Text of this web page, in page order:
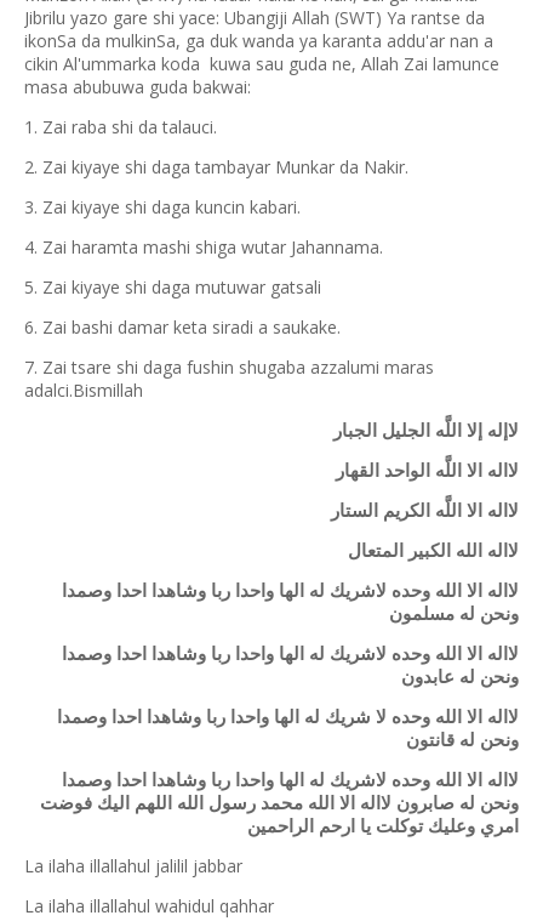
Jibrilu yazo gare shi yace: Ubangiji Allah (SWT) Ya rantse da
ikonSa da mulkinSa, ga duk wanda ya karanta addu'ar nan a
cikin Al'ummarka koda kuwa sau guda ne, Allah Zai lamunce
masa abubuwa guda bakwai:
1. Zai raba shi da talauci.
2. Zai kiyaye shi daga tambayar Munkar da Nakir.
3. Zai kiyaye shi daga kuncin kabari.
4. Zai haramta mashi shiga wutar Jahannama.
5. Zai kiyaye shi daga mutuwar gatsali
6. Zai bashi damar keta siradi a saukake.
7. Zai tsare shi daga fushin shugaba azzalumi maras
adalci.Bismillah
ﻻﺇﻟﻪ ﺇﻻ ﺍﻟﻠَّﻪ ﺍﻟﺠﻠﻴﻞ ﺍﻟﺠﺒﺎﺭ
ﻻﺍﻟﻪ ﺍﻻ ﺍﻟﻠَّﻪ ﺍﻟﻮﺍﺣﺪ ﺍﻟﻘﻬﺎﺭ
ﻻﺍﻟﻪ ﺍﻻ ﺍﻟﻠَّﻪ ﺍﻟﻜﺮﻳﻢ ﺍﻟﺴﺘﺎﺭ
ﻻﺍﻟﻪ ﺍﻟﻠﻪ ﺍﻟﻜﺒﻴﺮ ﺍﻟﻤﺘﻌﺎﻝ
ﻻﺍﻟﻪ ﺍﻻ ﺍﻟﻠﻪ ﻭﺣﺪﻩ ﻻﺷﺮﻳﻚ ﻟﻪ ﺍﻟﻬﺎ ﻭﺍﺣﺪﺍ ﺭﺑﺎ ﻭﺷﺎﻫﺪﺍ ﺍﺣﺪﺍ ﻭﺻﻤﺪﺍ
ﻭﻧﺤﻦ ﻟﻪ ﻣﺴﻠﻤﻮﻥ
ﻻﺍﻟﻪ ﺍﻻ ﺍﻟﻠﻪ ﻭﺣﺪﻩ ﻻﺷﺮﻳﻚ ﻟﻪ ﺍﻟﻬﺎ ﻭﺍﺣﺪﺍ ﺭﺑﺎ ﻭﺷﺎﻫﺪﺍ ﺍﺣﺪﺍ ﻭﺻﻤﺪﺍ
ﻭﻧﺤﻦ ﻟﻪ ﻋﺎﺑﺪﻭﻥ
ﻻﺍﻟﻪ ﺍﻻ ﺍﻟﻠﻪ ﻭﺣﺪﻩ ﻻ ﺷﺮﻳﻚ ﻟﻪ ﺍﻟﻬﺎ ﻭﺍﺣﺪﺍ ﺭﺑﺎ ﻭﺷﺎﻫﺪﺍ ﺍﺣﺪﺍ ﻭﺻﻤﺪﺍ
ﻭﻧﺤﻦ ﻟﻪ ﻗﺎﻧﺘﻮﻥ
ﻻﺍﻟﻪ ﺍﻻ ﺍﻟﻠﻪ ﻭﺣﺪﻩ ﻻﺷﺮﻳﻚ ﻟﻪ ﺍﻟﻬﺎ ﻭﺍﺣﺪﺍ ﺭﺑﺎ ﻭﺷﺎﻫﺪﺍ ﺍﺣﺪﺍ ﻭﺻﻤﺪﺍ
ﻭﻧﺤﻦ ﻟﻪ ﺻﺎﺑﺮﻭﻥ ﻻﺍﻟﻪ ﺍﻻ ﺍﻟﻠﻪ ﻣﺤﻤﺪ ﺭﺳﻮﻝ ﺍﻟﻠﻪ ﺍﻟﻠﻬﻢ ﺍﻟﻴﻚ ﻓﻮﺿﺖ
ﺍﻣﺮﻱ ﻭﻋﻠﻴﻚ ﺗﻮﻛﻠﺖ ﻳﺎ ﺍﺭﺣﻢ ﺍﻟﺮﺍﺣﻤﻴﻦ
La ilaha illallahul jalilil jabbar
La ilaha illallahul wahidul qahhar